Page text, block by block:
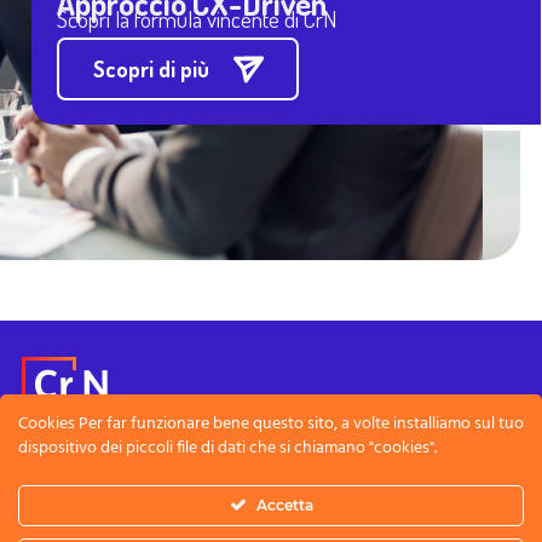
Scopri la formula vincente di CrN
Scopri di più
Note Legali Privacy Policy
CreativeNet SRL
Cookies Per far funzionare bene questo sito, a volte installiamo sul tuo
dispositivo dei piccoli file di dati che si chiamano "cookies".
Accetta